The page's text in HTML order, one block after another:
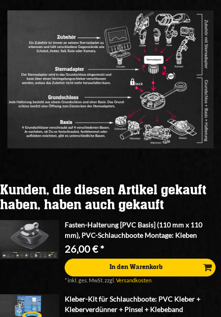
Kunden, die diesen Artikel gekauft
haben, haben auch gekauft
Fasten-Halterung [PVC Basis] (110 mm x 110
mm), PVC-Schlauchboote Montage: Kleben
26,00 € *
In den Warenkorb
*inkl. ges. MwSt. zzgl.Versandkosten
Kleber-Kit für Schlauchboote: PVC Kleber +
Kleberverdünner + Pinsel + Klebeband